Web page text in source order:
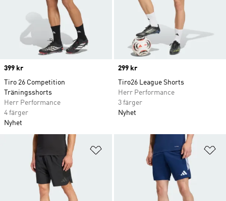
Price
399 kr
Tiro 26 Competition
Träningsshorts
Herr Performance
4 färger
Nyhet
Price
299 kr
Tiro26 League Shorts
Herr Performance
3 färger
Nyhet
Lägg till på önskelistan